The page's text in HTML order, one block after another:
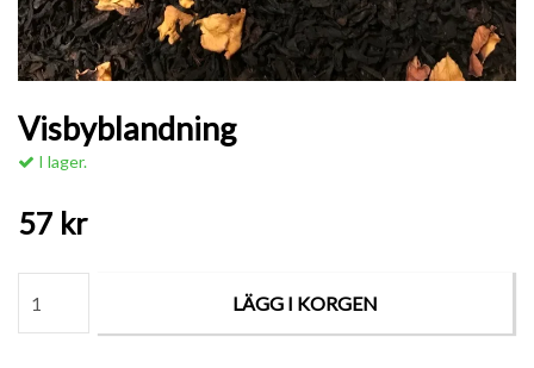
Visbyblandning
I lager.
57 kr
LÄGG I KORGEN